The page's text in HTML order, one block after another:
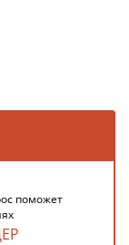
поможет